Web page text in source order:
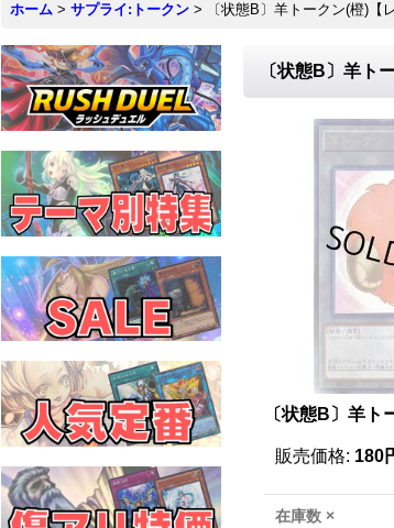
ホーム > サプライ:トークン > 〔状態B〕羊トークン(橙)【
〔状態B〕羊ト
〔状態B〕羊ト
販売価格: 180
在庫数 ×